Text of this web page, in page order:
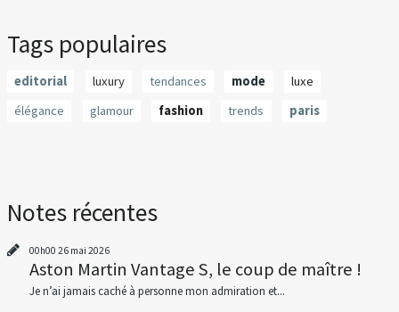
Tags populaires
editorial luxury tendances mode
luxe
élégance
glamour fashion trends paris
Notes récentes
00h00 26 mai 2026
Aston Martin Vantage S, le coup de maître !
Je n’ai jamais caché à personne mon admiration et...